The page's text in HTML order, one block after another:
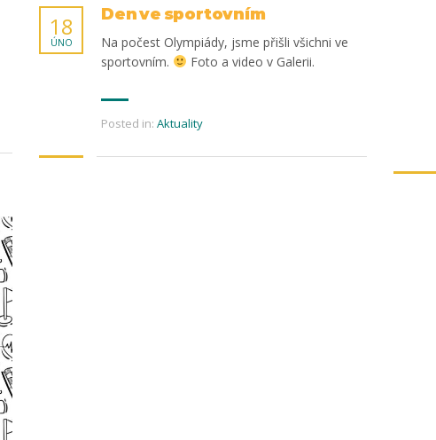
Den ve sportovním
18
ÚNO
Na počest Olympiády, jsme přišli všichni ve
sportovním.
Foto a video v Galerii.
Posted in: Aktuality